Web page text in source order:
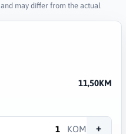
may differ from the actual
11,50KM
KOM +